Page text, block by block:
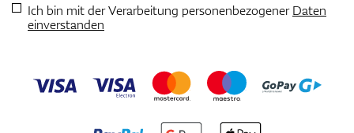
Ich bin mit der Verarbeitung personenbezogenerDaten
einverstanden